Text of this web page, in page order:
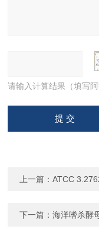
请输入计算结果（填写
上一篇：ATCC
下一篇：海洋嗜杀酵